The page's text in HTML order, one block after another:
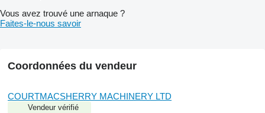
Vous avez trouvé une arnaque ?
Faites-le-nous savoir
Coordonnées du vendeur
COURTMACSHERRY MACHINERY LTD
Vendeur vérifié